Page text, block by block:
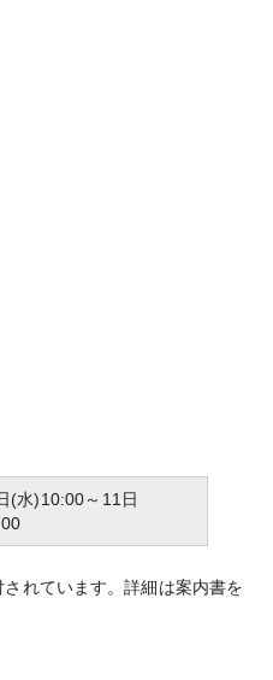
(水)10:00～11日
れています。詳細は案内書を